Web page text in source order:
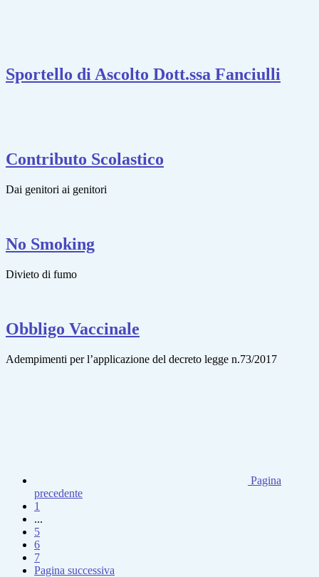
Sportello di Ascolto Dott.ssa Fanciulli
Contributo Scolastico
Dai genitori ai genitori
No Smoking
Divieto di fumo
Obbligo Vaccinale
Adempimenti per l’applicazione del decreto legge n.73/2017
Pagina
precedente
1
...
5
6
7
Pagina successiva